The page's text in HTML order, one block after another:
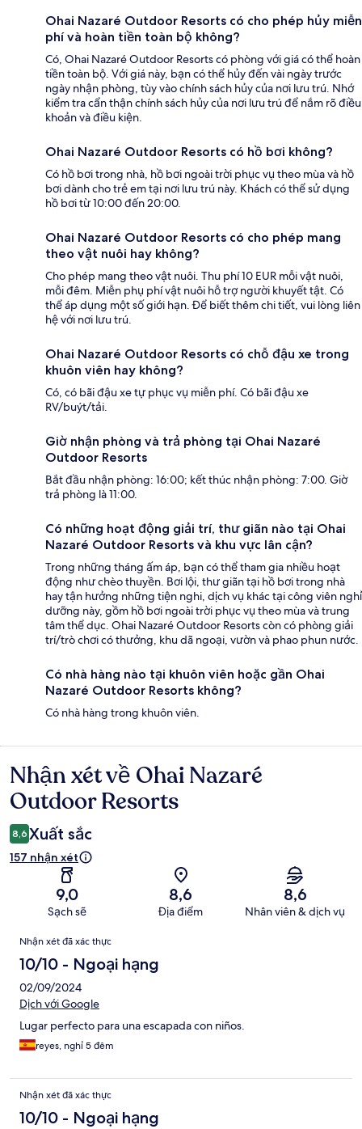
Ohai Nazaré Outdoor Resorts có cho phép hủy miễn
phí và hoàn tiền toàn bộ không?
Có, Ohai Nazaré Outdoor Resorts có phòng với giá có thể hoàn
tiền toàn bộ. Với giá này, bạn có thể hủy đến vài ngày trước
ngày nhận phòng, tùy vào chính sách hủy của nơi lưu trú. Nhớ
kiểm tra cẩn thận chính sách hủy của nơi lưu trú để nắm rõ điều
khoản và điều kiện.
Ohai Nazaré Outdoor Resorts có hồ bơi không?
Có hồ bơi trong nhà, hồ bơi ngoài trời phục vụ theo mùa và hồ
bơi dành cho trẻ em tại nơi lưu trú này. Khách có thể sử dụng
hồ bơi từ 10:00 đến 20:00.
Ohai Nazaré Outdoor Resorts có cho phép mang
theo vật nuôi hay không?
Cho phép mang theo vật nuôi. Thu phí 10 EUR mỗi vật nuôi,
mỗi đêm. Miễn phụ phí vật nuôi hỗ trợ người khuyết tật. Có
thể áp dụng một số giới hạn. Để biết thêm chi tiết, vui lòng liên
hệ với nơi lưu trú.
Ohai Nazaré Outdoor Resorts có chỗ đậu xe trong
khuôn viên hay không?
Có, có bãi đậu xe tự phục vụ miễn phí. Có bãi đậu xe
RV/buýt/tải.
Giờ nhận phòng và trả phòng tại Ohai Nazaré
Outdoor Resorts
Bắt đầu nhận phòng: 16:00; kết thúc nhận phòng: 7:00. Giờ
trả phòng là 11:00.
Có những hoạt động giải trí, thư giãn nào tại Ohai
Nazaré Outdoor Resorts và khu vực lân cận?
Trong những tháng ấm áp, bạn có thể tham gia nhiều hoạt
động như chèo thuyền. Bơi lội, thư giãn tại hồ bơi trong nhà
hay tận hưởng những tiện nghi, dịch vụ khác tại công viên nghỉ
dưỡng này, gồm hồ bơi ngoài trời phục vụ theo mùa và trung
tâm thể dục. Ohai Nazaré Outdoor Resorts còn có phòng giải
trí/trò chơi có thưởng, khu dã ngoại, vườn và phao phun nước.
Có nhà hàng nào tại khuôn viên hoặc gần Ohai
Nazaré Outdoor Resorts không?
Có nhà hàng trong khuôn viên.
Nhận
xét
Nhận xét về Ohai Nazaré
Outdoor Resorts
8,6 Xuất sắc
157 nhận xét
9,0
Sạch sẽ
8,6
Địa điểm
8,6
Nhân viên & dịch vụ
Nhận
xét
Nhận xét đã xác thực
10/10 - Ngoại hạng
02/09/2024
Dịch với Google
Lugar perfecto para una escapada con niños.
reyes, nghỉ 5 đêm
Nhận xét đã xác thực
10/10 - Ngoại hạng